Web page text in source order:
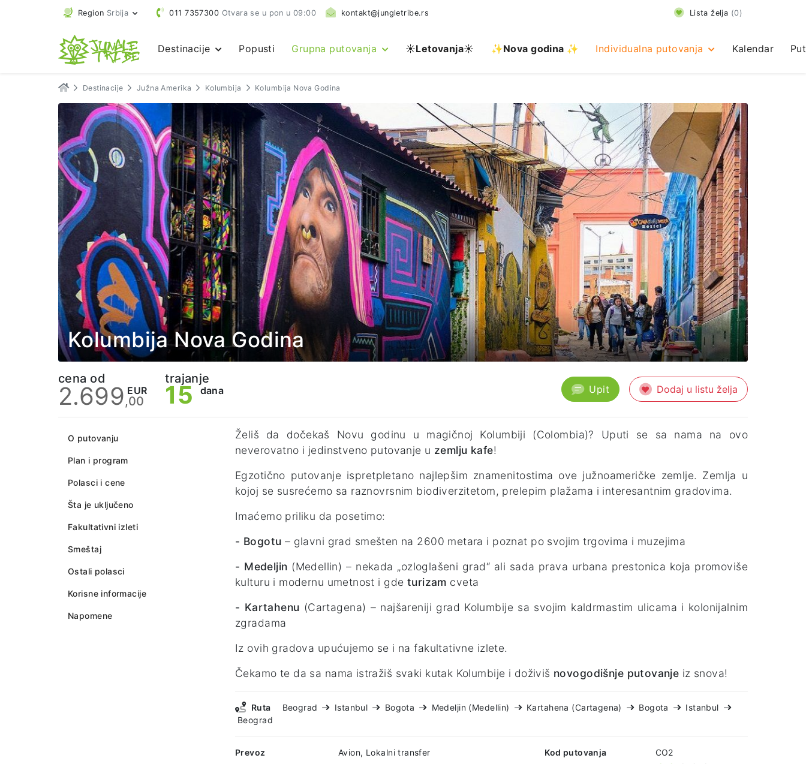
Region Srbija 011 7357300 Otvara se u pon u 09:00 kontakt@jungletribe.rs Lista želja (0)
Destinacije Popusti Grupna putovanja ☀️Letovanja☀️ ✨Nova godina ✨ Individualna putovanja Kalendar
Destinacije Južna Amerika Kolumbija Kolumbija Nova Godina
Kolumbija Nova Godina
cena od
2.699 EUR
,00
trajanje
15 dana Upit Dodaj u listu želja
O putovanju
Plan i program
Polasci i cene
Šta je uključeno
Fakultativni izleti
Smeštaj
Ostali polasci
Korisne informacije
Napomene
Želiš da dočekaš Novu godinu u magičnoj Kolumbiji (Colombia)? Uputi se sa nama na ovo
neverovatno i jedinstveno putovanje u zemlju kafe!
Egzotično putovanje ispretpletano najlepšim znamenitostima ove južnoameričke zemlje. Zemlja u
kojoj se susrećemo sa raznovrsnim biodiverzitetom, prelepim plažama i interesantnim gradovima.
Imaćemo priliku da posetimo:
- Bogotu – glavni grad smešten na 2600 metara i poznat po svojim trgovima i muzejima
- Medeljin (Medellin) – nekada „ozloglašeni grad“ ali sada prava urbana prestonica koja promoviše
kulturu i modernu umetnost i gde turizam cveta
- Kartahenu (Cartagena) – najšareniji grad Kolumbije sa svojim kaldrmastim ulicama i kolonijalnim
zgradama
Iz ovih gradova upućujemo se i na fakultativne izlete.
Čekamo te da sa nama istražiš svaki kutak Kolumbije i doživiš novogodišnje putovanje iz snova!
Ruta Beograd Istanbul Bogota Medeljin (Medellin) Kartahena (Cartagena) Bogota
Istanbul
Beograd
Prevoz
Avion, Lokalni transfer
Kod putovanja
CO2